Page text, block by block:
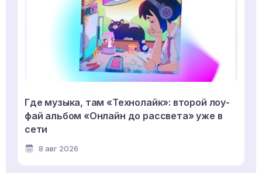
Где музыка, там «Технолайк»: второй лоу-
фай альбом «Онлайн до рассвета» уже в
сети
8 авг 2026